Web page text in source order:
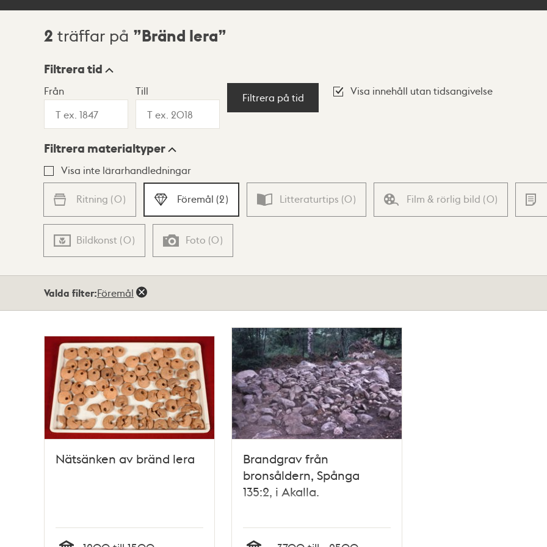
Sökresultat
2 träffar på Bränd lera
Visningsläge
Lista Karta
Filtrera tid
Från Till
Filtrera på tid
Visa innehåll utan tidsangivelse
Filtrera materialtyper
Visa inte lärarhandledningar
Ritning (0) Föremål (2) Litteraturtips (0) Film & rörlig bild (0)
Bildkonst (0) Foto (0)
Valda filter:Föremål
Nätsänken av bränd lera
Brandgrav från
bronsåldern, Spånga
135:2, i Akalla.